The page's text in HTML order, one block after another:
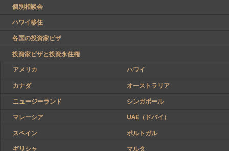
個別相談会
ハワイ移住
各国の投資家ビザ
投資家ビザと投資永住権
アメリカ
ハワイ
カナダ
オーストラリア
ニュージーランド
シンガポール
マレーシア
UAE（ドバイ）
スペイン
ポルトガル
ギリシャ
マルタ